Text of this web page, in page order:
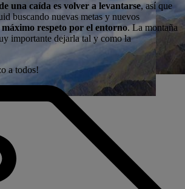
una caída es volver a levantarse, así que
buscando nuevas metas y nuevos
máximo respeto por el entorno. La montaña
importante dejarla tal y como la
a todos!